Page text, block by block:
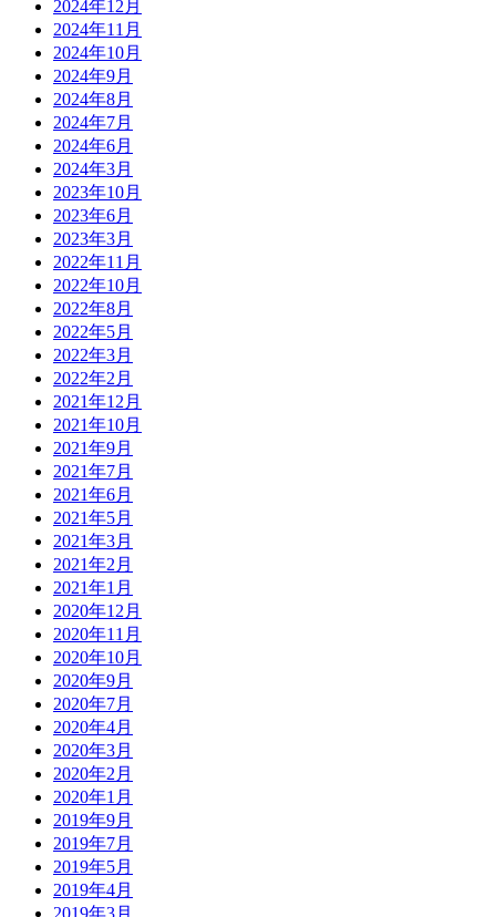
2024年12月
2024年11月
2024年10月
2024年9月
2024年8月
2024年7月
2024年6月
2024年3月
2023年10月
2023年6月
2023年3月
2022年11月
2022年10月
2022年8月
2022年5月
2022年3月
2022年2月
2021年12月
2021年10月
2021年9月
2021年7月
2021年6月
2021年5月
2021年3月
2021年2月
2021年1月
2020年12月
2020年11月
2020年10月
2020年9月
2020年7月
2020年4月
2020年3月
2020年2月
2020年1月
2019年9月
2019年7月
2019年5月
2019年4月
2019年3月